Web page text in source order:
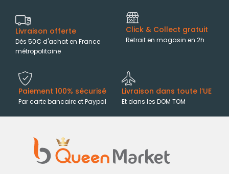
Livraison offerte
Dès 50€ d'achat en France
métropolitaine
Click & Collect gratuit
Retrait en magasin en 2h
Paiement 100% sécurisé
Par carte bancaire et Paypal
Livraison dans toute l’UE
Et dans les DOM TOM